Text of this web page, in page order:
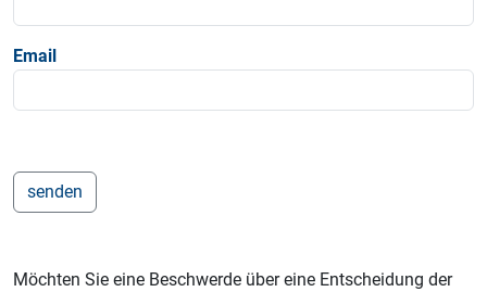
Email
Möchten Sie eine Beschwerde über eine Entscheidung der